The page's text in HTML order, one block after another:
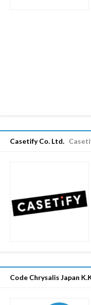
Casetify Co. Ltd.
Code Chrysalis Japan